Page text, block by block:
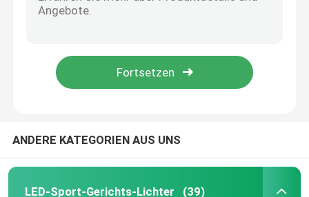
Tennisplatz-Flutlichter
LED-Scheinwerferlichter im Freien
ANDERE KATEGORIEN AUS UNS
LED-Sport-Gerichts-Lichter (39)